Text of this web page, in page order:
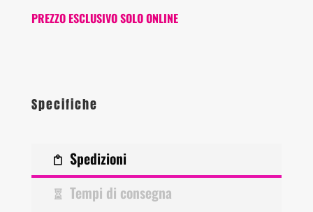
PREZZO ESCLUSIVO SOLO ONLINE
Specifiche
Spedizioni
Tempi di consegna